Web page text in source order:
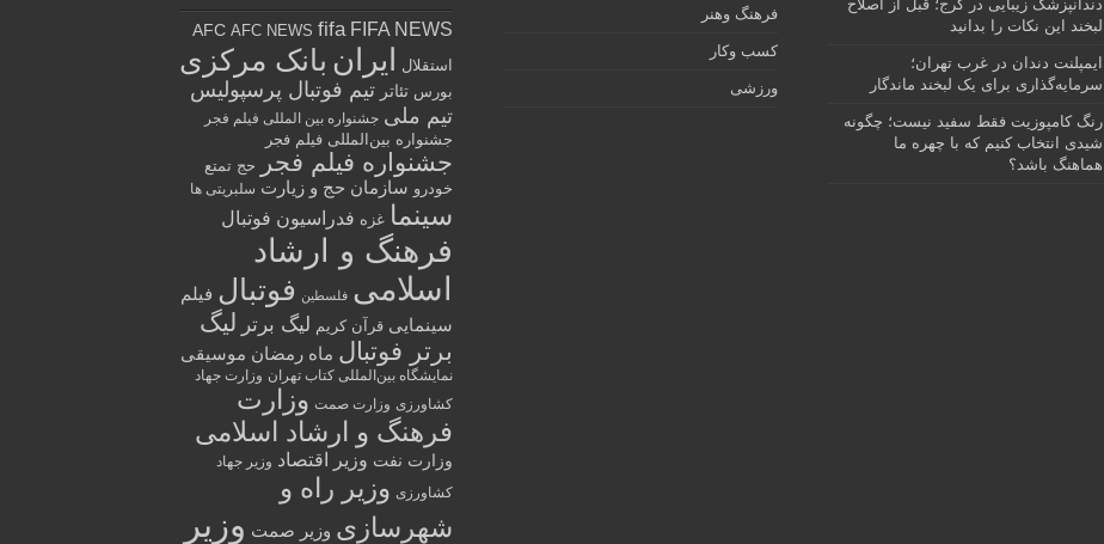
دندانپزشک زیبایی در کرج؛ قبل از اصلاح
لبخند این نکات را بدانید
ایمپلنت دندان در غرب تهران؛
سرمایه‌گذاری برای یک لبخند ماندگار
رنگ کامپوزیت فقط سفید نیست؛ چگونه
شیدی انتخاب کنیم که با چهره ما
هماهنگ باشد؟
فرهنگ وهنر
کسب وکار
ورزشی
AFC AFC NEWS fifa FIFA NEWS
استقلال ایران بانک مرکزی
بورس تئاتر تیم فوتبال پرسپولیس
تیم ملی جشنواره بین المللی فیلم فجر
جشنواره بین‌المللی فیلم فجر
جشنواره فیلم فجر
حج تمتع
خودرو سازمان حج و زیارت سلبریتی ها
سینما غزه فدراسیون فوتبال
فرهنگ و ارشاد
اسلامی فلسطین فوتبال فیلم
سینمایی قرآن کریم لیگ برتر لیگ
برتر فوتبال ماه رمضان موسیقی
نمایشگاه بین‌المللی کتاب تهران وزارت جهاد
کشاورزی وزارت صمت وزارت
فرهنگ و ارشاد اسلامی
وزارت نفت وزیر اقتصاد وزیر جهاد
کشاورزی وزیر راه و
شهرسازی وزیر صمت وزیر